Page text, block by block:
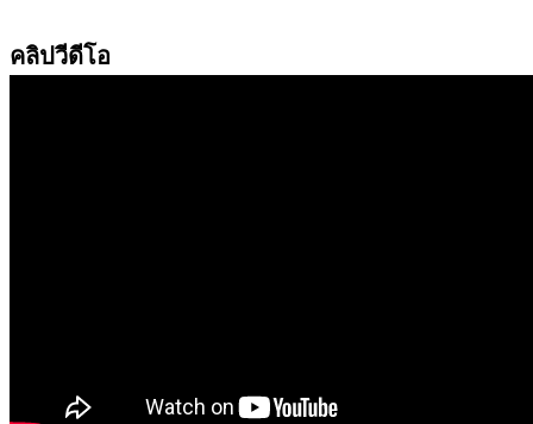
คลิปวีดีโอ